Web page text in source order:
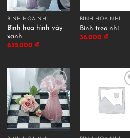
BÌNH HOA NHÍ
Bình hoa hình váy
xanh
635.000 ₫
BÌNH HOA NHÍ
Bình treo nhí
36.000 ₫